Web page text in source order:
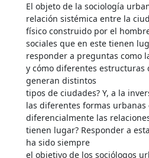
El objeto de la sociología
relación sistémica entre la
físico construido por el
sociales que en este tienen
responder a preguntas como
y cómo diferentes estructuras
generan distintos
tipos de ciudades? Y, a la
las diferentes formas urbanas
diferencialmente las
tienen lugar? Responder a
ha sido siempre
el objetivo de los sociólogos